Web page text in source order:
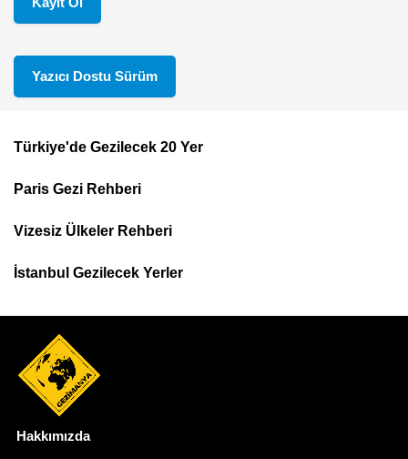
Yazıcı Dostu Sürüm
Top
Menu
Türkiye'de Gezilecek 20 Yer
Paris Gezi Rehberi
Vizesiz Ülkeler Rehberi
İstanbul Gezilecek Yerler
Hakkımızda